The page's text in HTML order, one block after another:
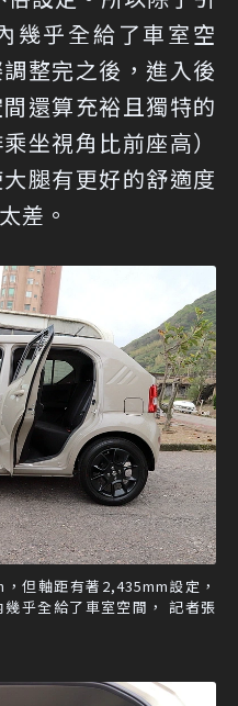
幾乎全給了車室空
整完之後，進入後
還算充裕且獨特的
坐視角比前座高）
腿有更好的舒適度
差。
但軸距有著2,435mm設定，
乎全給了車室空間， 記者張